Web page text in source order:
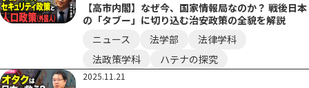
【高市内閣】なぜ今、国家情報局なのか？ 戦後日本
の「タブー」に切り込む治安政策の全貌を解説
ニュース
法学部
法律学科
法政策学科
ハテナの探究
2025.11.21